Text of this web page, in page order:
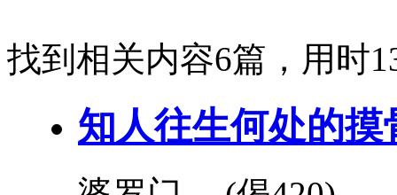
找到相关内容6篇，用时
知人往生何处的摸